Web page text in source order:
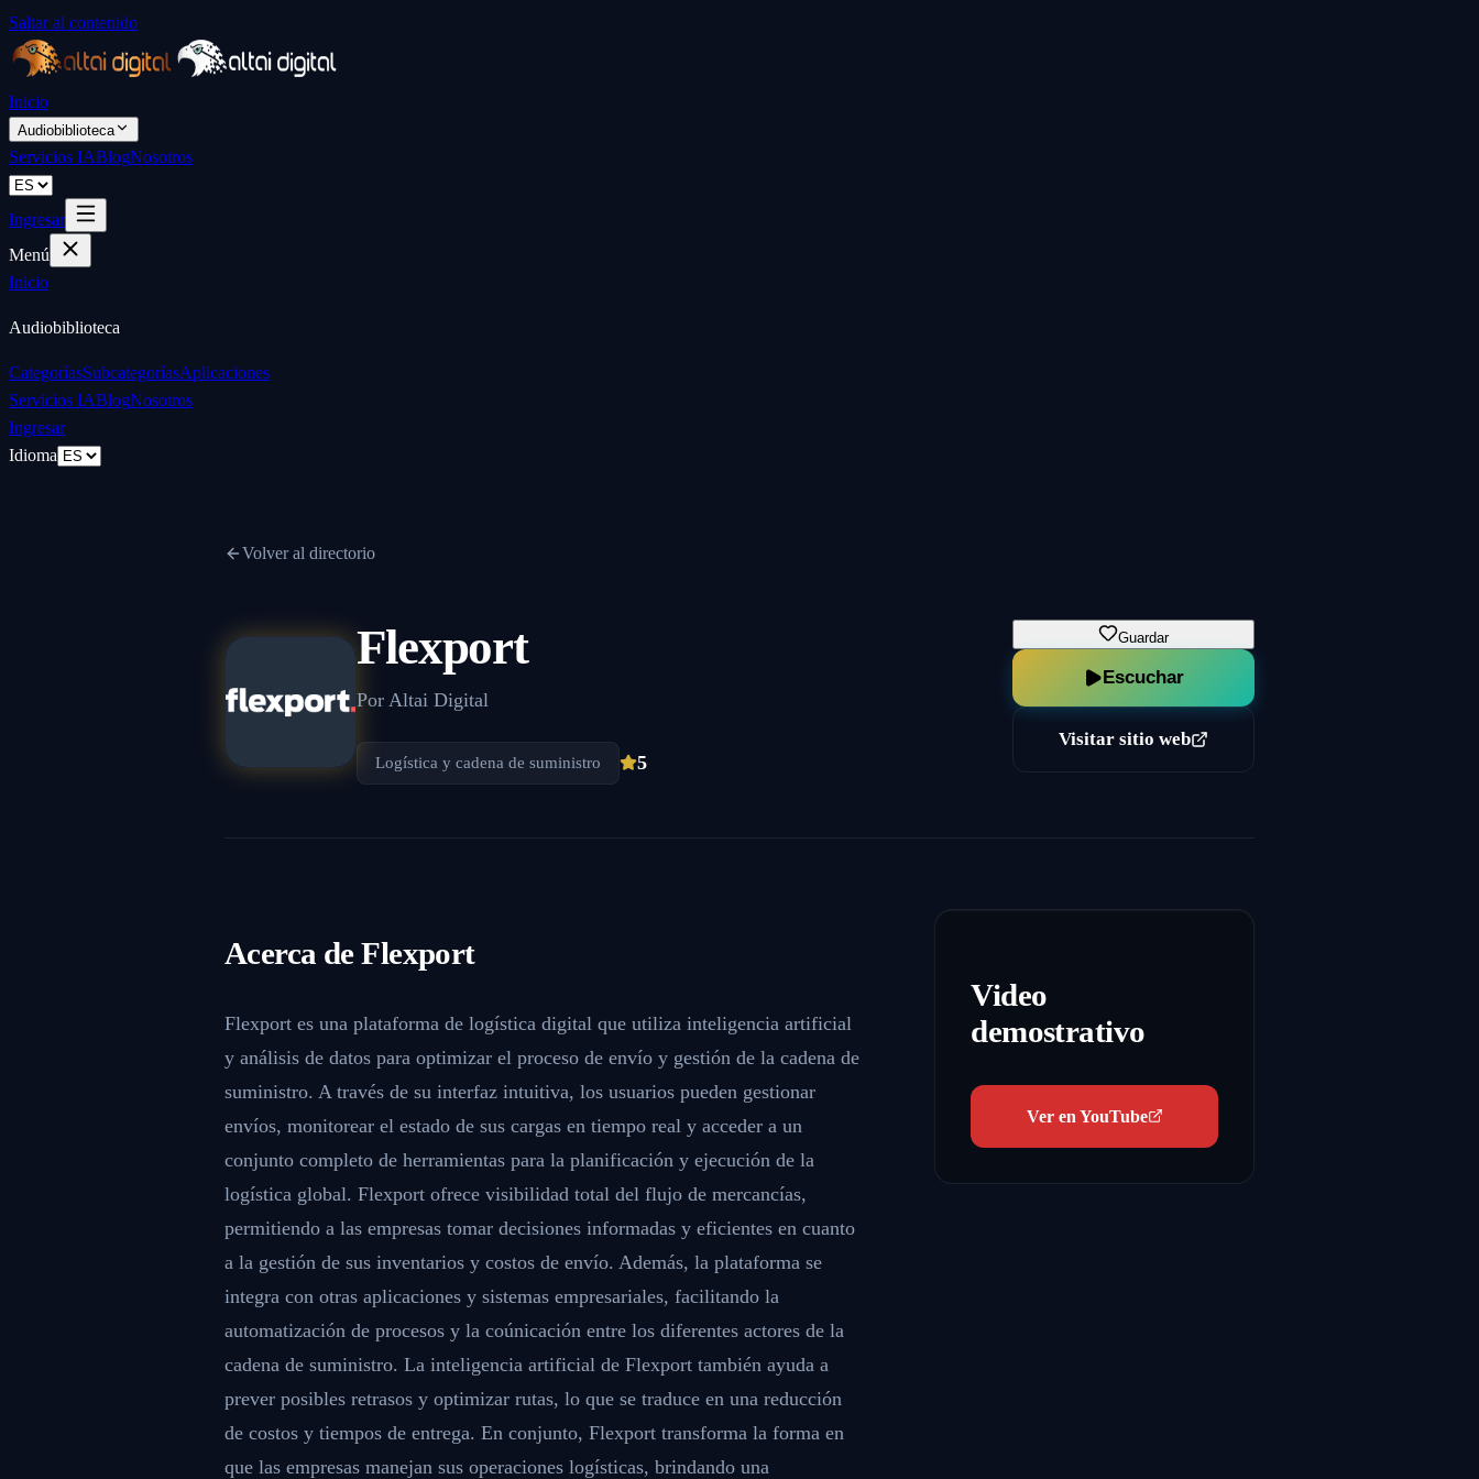
Saltar al contenido
Inicio
Audiobiblioteca
Servicios IABlogNosotros
Ingresar
Menú
Inicio
Audiobiblioteca
CategoríasSubcategoríasAplicaciones
Servicios IABlogNosotros
Ingresar
Idioma
Volver al directorio
Flexport
Por Altai Digital
Logística y cadena de suministro 5
Guardar
Escuchar
Visitar sitio web
Acerca de Flexport
Flexport es una plataforma de logística digital que utiliza inteligencia artificial
y análisis de datos para optimizar el proceso de envío y gestión de la cadena de
suministro. A través de su interfaz intuitiva, los usuarios pueden gestionar
envíos, monitorear el estado de sus cargas en tiempo real y acceder a un
conjunto completo de herramientas para la planificación y ejecución de la
logística global. Flexport ofrece visibilidad total del flujo de mercancías,
permitiendo a las empresas tomar decisiones informadas y eficientes en cuanto
a la gestión de sus inventarios y costos de envío. Además, la plataforma se
integra con otras aplicaciones y sistemas empresariales, facilitando la
automatización de procesos y la coúnicación entre los diferentes actores de la
cadena de suministro. La inteligencia artificial de Flexport también ayuda a
prever posibles retrasos y optimizar rutas, lo que se traduce en una reducción
de costos y tiempos de entrega. En conjunto, Flexport transforma la forma en
que las empresas manejan sus operaciones logísticas, brindando una
Video
demostrativo
Ver en YouTube